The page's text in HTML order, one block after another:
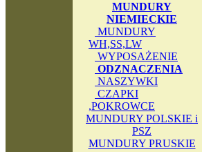
MUNDURY
NIEMIECKIE
MUNDURY
WH,SS,LW
WYPOSAŻENIE
ODZNACZENIA
NASZYWKI
CZAPKI
,POKROWCE
MUNDURY POLSKIE i
PSZ
MUNDURY PRUSKIE